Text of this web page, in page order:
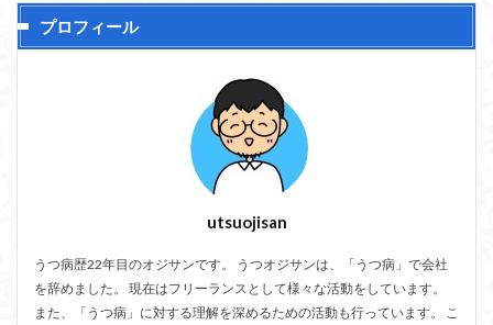
プロフィール
utsuojisan
うつ病歴22年目のオジサンです。 うつオジサンは、「うつ病」で会社
を辞めました。 現在はフリーランスとして様々な活動をしています。
また、「うつ病」に対する理解を深めるための活動も行っています。 こ